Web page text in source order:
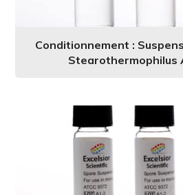
Conditionnement :
Stearothermophilus